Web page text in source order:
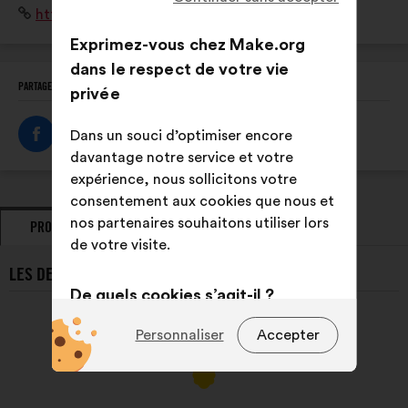
compte les enjeux économiques et sociaux de la forêt.
Site
Internet
https://sylvacctes.org/
PARTAGEZ CE PROFIL
PROPOSITIONS PRISES DE POSITION
LES DERNIÈRES PROPOSITIONS DE SYLV’ACCTES :
Exprimez-vous chez Make.org
dans le respect de votre vie
privée
Dans un souci d’optimiser encore
davantage notre service et votre
expérience, nous sollicitons votre
consentement aux cookies que nous et
nos partenaires souhaitons utiliser lors
de votre visite.
De quels cookies s’agit-il ?
Techniques :des cookies
indispensables pour faire
fonctionner le site
Accepter
Personnaliser